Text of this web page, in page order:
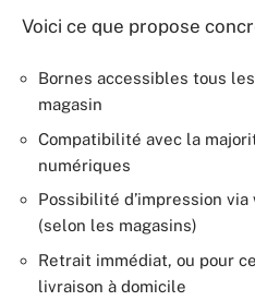
Voici ce que propose
Bornes accessibles tous
magasin
Compatibilité avec la
numériques
Possibilité d’impression
(selon les magasins)
Retrait immédiat, ou pour
livraison à domicile